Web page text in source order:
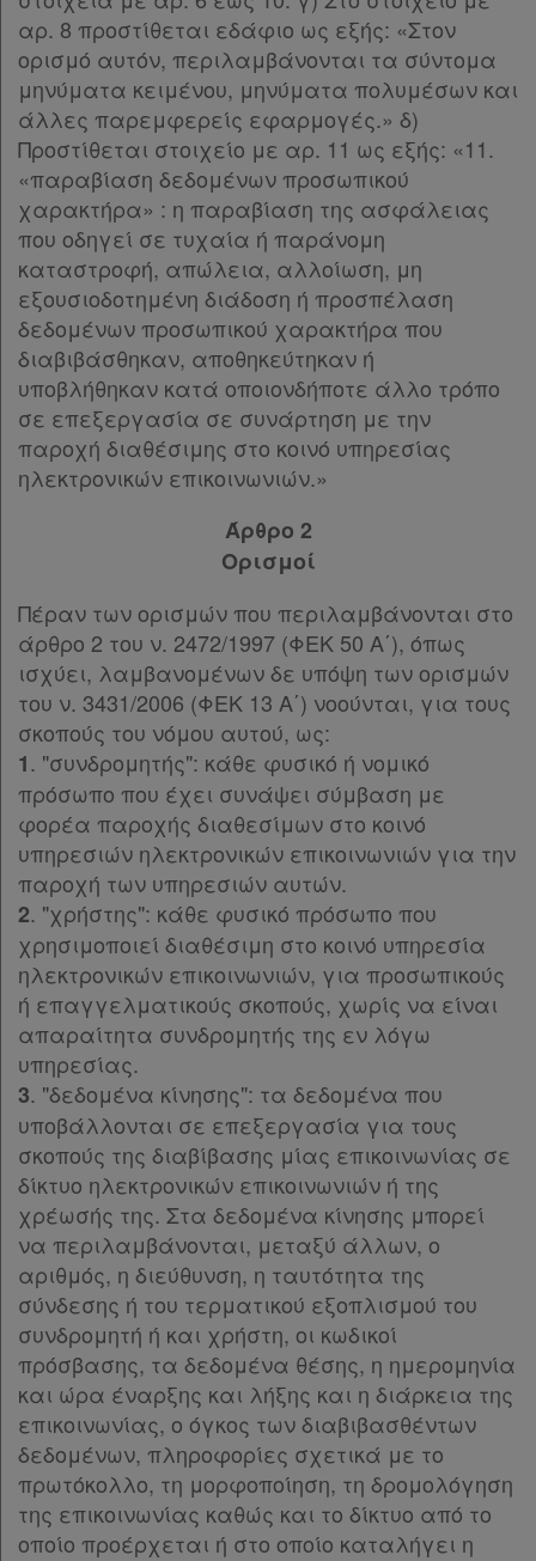
Χρήσιμα
Assistant
Νομολογία
Kodiko
Forum
Αναζήτηση
Κ.Α.Δ.
Διακρατικές
Πληροφορίες
Εταιρεία
Επικοινωνία
Όροι
χρήσης
Πολιτική
απορρήτου
και
cookies
Απόκτηση
Συνδρομής
Ατομική
συνδρομή
Ομαδικά
πακέτα
Παροχές
σε
Παρ.5
Παρ.6
Παρ.7
Παρ.8
Άρθρο 12 [-]
Παρ.1
Παρ.2
Παρ.3
Παρ.4
Παρ.5
Παρ.6
Παρ.7
Παρ.8
Παρ.9
Παρ.10
Παρ.11
Άρθρο 13 [-]
Παρ.4
Παρ.5
Άρθρο 14 [-]
Παρ.1
Παρ.2
Παρ.3
Άρθρο 15 [-]
Παρ.1
Παρ.2
Παρ.3
Παρ.4
Άρθρο 16
Άρθρο 17
ΚΕΦΑΛΑΙΟ ΔΕΥΤΕΡΟ [-]
Άρθρο 18 [-]
Παρ.1
Παρ.2
Άρθρο 19 [-]
Παρ.1
Παρ.2
Άρθρο 20 [-]
Παρ.1
Παρ.2
Άρθρο 21
Άρθρο 22 [-]
Παρ.1
Παρ.2
Άρθρο 23 [-]
Παρ.1
Παρ.2
Άρθρο 24 [-]
Παρ.1
αρ. 8 προστίθεται εδάφιο ως εξής: «Στον
ορισμό αυτόν, περιλαμβάνονται τα σύντομα
μηνύματα κειμένου, μηνύματα πολυμέσων και
άλλες παρεμφερείς εφαρμογές.» δ)
Προστίθεται στοιχείο με αρ. 11 ως εξής: «11.
«παραβίαση δεδομένων προσωπικού
χαρακτήρα» : η παραβίαση της ασφάλειας
που οδηγεί σε τυχαία ή παράνομη
καταστροφή, απώλεια, αλλοίωση, μη
εξουσιοδοτημένη διάδοση ή προσπέλαση
δεδομένων προσωπικού χαρακτήρα που
διαβιβάσθηκαν, αποθηκεύτηκαν ή
υποβλήθηκαν κατά οποιονδήποτε άλλο τρόπο
σε επεξεργασία σε συνάρτηση με την
παροχή διαθέσιμης στο κοινό υπηρεσίας
ηλεκτρονικών επικοινωνιών.»
Άρθρο 2
Ορισμοί
Πέραν των ορισμών που περιλαμβάνονται στο
άρθρο 2 του ν. 2472/1997 (ΦΕΚ 50 Α΄), όπως
ισχύει, λαμβανομένων δε υπόψη των ορισμών
του ν. 3431/2006 (ΦΕΚ 13 Α΄) νοούνται, για τους
σκοπούς του νόμου αυτoύ, ως:
1. "συνδρομητής": κάθε φυσικό ή νομικό
πρόσωπο που έχει συνάψει σύμβαση με
φορέα παροχής διαθεσίμων στο κοινό
υπηρεσιών ηλεκτρονικών επικοινωνιών για την
παροχή των υπηρεσιών αυτών.
2. "χρήστης": κάθε φυσικό πρόσωπο που
χρησιμοποιεί διαθέσιμη στο κοινό υπηρεσία
ηλεκτρονικών επικοινωνιών, για προσωπικούς
ή επαγγελματικούς σκοπούς, χωρίς να είναι
απαραίτητα συνδρομητής της εν λόγω
υπηρεσίας.
3. "δεδομένα κίνησης": τα δεδομένα που
υποβάλλονται σε επεξεργασία για τους
σκοπούς της διαβίβασης μίας επικοινωνίας σε
δίκτυο ηλεκτρονικών επικοινωνιών ή της
χρέωσής της. Στα δεδομένα κίνησης μπορεί
να περιλαμβάνονται, μεταξύ άλλων, ο
αριθμός, η διεύθυνση, η ταυτότητα της
σύνδεσης ή του τερματικού εξοπλισμού του
συνδρομητή ή και χρήστη, οι κωδικοί
πρόσβασης, τα δεδομένα θέσης, η ημερομηνία
και ώρα έναρξης και λήξης και η διάρκεια της
επικοινωνίας, ο όγκος των διαβιβασθέντων
δεδομένων, πληροφορίες σχετικά με το
πρωτόκολλο, τη μορφοποίηση, τη δρομολόγηση
της επικοινωνίας καθώς και το δίκτυο από το
οποίο προέρχεται ή στο οποίο καταλήγει η